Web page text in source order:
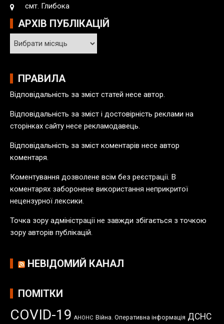
смт. Глибока
АРХІВ ПУБЛІКАЦІЙ
А
р
і
п
у
б
і
к
ПРАВИЛА
Відповідальність за зміст статей несе автор.
Відповідальність за зміст і достовірність реклами на
сторінках сайту несе рекламодавець.
Відповідальність за зміст коментарів несе автор
коментаря.
Коментування дозволене всім без реєстрації. В
коментарях заборонене використання неприкритої
нецензурної лексики.
Точка зору адміністрації не завжди збігається з точкою
зору авторів публікацій.
НЕВІДОМИЙ КАНАЛ
ПОМІТКИ
COVID-19 АНОНС Війна. Оперативна інформація ДСНС